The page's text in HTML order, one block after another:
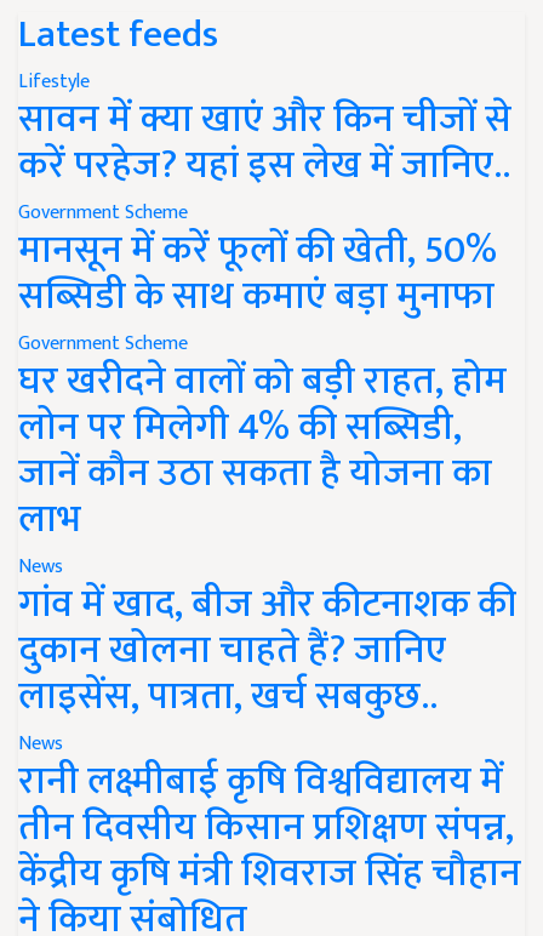
Latest feeds
Lifestyle
सावन में क्या खाएं और किन चीजों से
करें परहेज? यहां इस लेख में जानिए..
Government Scheme
मानसून में करें फूलों की खेती, 50%
सब्सिडी के साथ कमाएं बड़ा मुनाफा
Government Scheme
घर खरीदने वालों को बड़ी राहत, होम
लोन पर मिलेगी 4% की सब्सिडी,
जानें कौन उठा सकता है योजना का
लाभ
News
गांव में खाद, बीज और कीटनाशक की
दुकान खोलना चाहते हैं? जानिए
लाइसेंस, पात्रता, खर्च सबकुछ..
News
रानी लक्ष्मीबाई कृषि विश्वविद्यालय में
तीन दिवसीय किसान प्रशिक्षण संपन्न,
केंद्रीय कृषि मंत्री शिवराज सिंह चौहान
ने किया संबोधित